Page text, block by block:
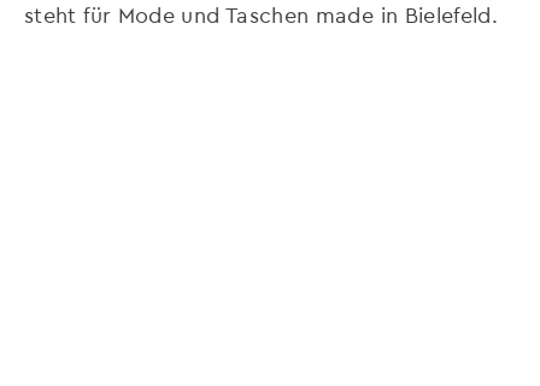
steht für Mode und Taschen made in Bielefeld.